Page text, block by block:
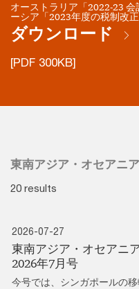
オーストラリア「2022-23
ーシア「2023年度の税制改
ダウンロード
[PDF 300KB]
東南アジア・オセアニ
20 results
2026-07-27
東南アジア・オセアニ
2026年7月号
今号では、シンガポールの